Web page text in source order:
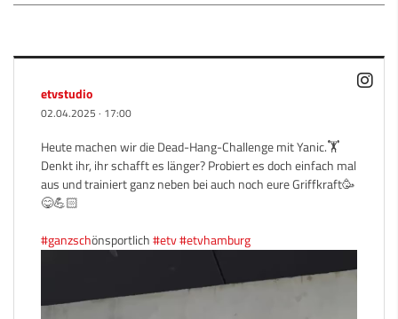
etvstudio
02.04.2025 · 17:00
Heute machen wir die Dead-Hang-Challenge mit Yanic.🏋️
Denkt ihr, ihr schafft es länger? Probiert es doch einfach mal
aus und trainiert ganz neben bei auch noch eure Griffkraft🥳
😋💪🏻
#ganzschönsportlich#etv#etvhamburg